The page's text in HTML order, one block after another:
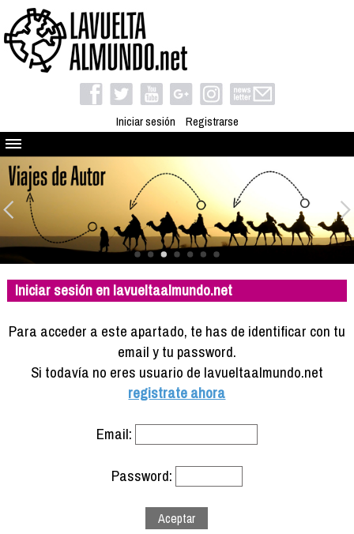
Iniciar sesión Registrarse
Quienes somos
El proyecto
Blog
Viaja con nosotros
Camino solidario
Libros
Compañeros de viaje
Info viajeros
Iniciar sesión en lavueltaalmundo.net
Para acceder a este apartado, te has de identificar con tu
email y tu password.
Si todavía no eres usuario de lavueltaalmundo.net
registrate ahora
Email:
Password: